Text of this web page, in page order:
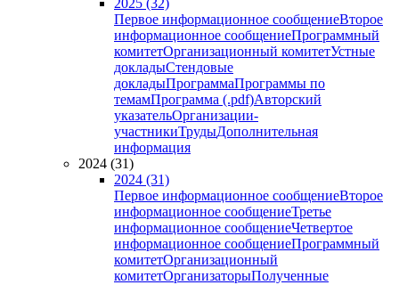
2025 (32)
Первое информационное сообщениеВторое
информационное сообщениеПрограммный
комитетОрганизационный комитетУстные
докладыСтендовые
докладыПрограммаПрограммы по
темамПрограмма (.pdf)Авторский
указательОрганизации-
участникиТрудыДополнительная
информация
2024 (31)
2024 (31)
Первое информационное сообщениеВторое
информационное сообщениеТретье
информационное сообщениеЧетвертое
информационное сообщениеПрограммный
комитетОрганизационный
комитетОрганизаторыПолученные